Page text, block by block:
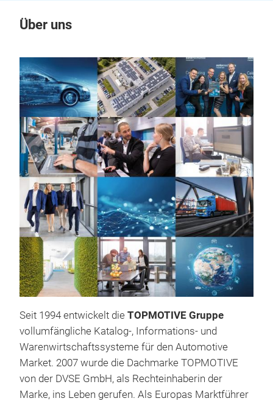
Über uns
Seit 1994 entwickelt die TOPMOTIVE Gruppe
vollumfängliche Katalog-, Informations- und
Warenwirtschaftssysteme für den Automotive
Market. 2007 wurde die Dachmarke TOPMOTIVE
von der DVSE GmbH, als Rechteinhaberin der
Marke, ins Leben gerufen. Als Europas Marktführer